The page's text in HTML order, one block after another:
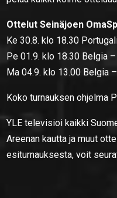
Ottelut Seinäjoen
Ke 30.8. klo 18.30
Pe 01.9. klo 18.30 Belgia
Ma 04.9. klo 13.00 Belgia
Koko turnauksen ohjelma
YLE televisioi kaikki
Areenan kautta ja muut
esiturnauksesta, voit